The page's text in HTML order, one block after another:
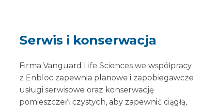
Serwis i konserwacja
Firma Vanguard Life Sciences we współpracy
z Enbloc zapewnia planowe i zapobiegawcze
usługi serwisowe oraz konserwację
pomieszczeń czystych, aby zapewnić ciągłą,